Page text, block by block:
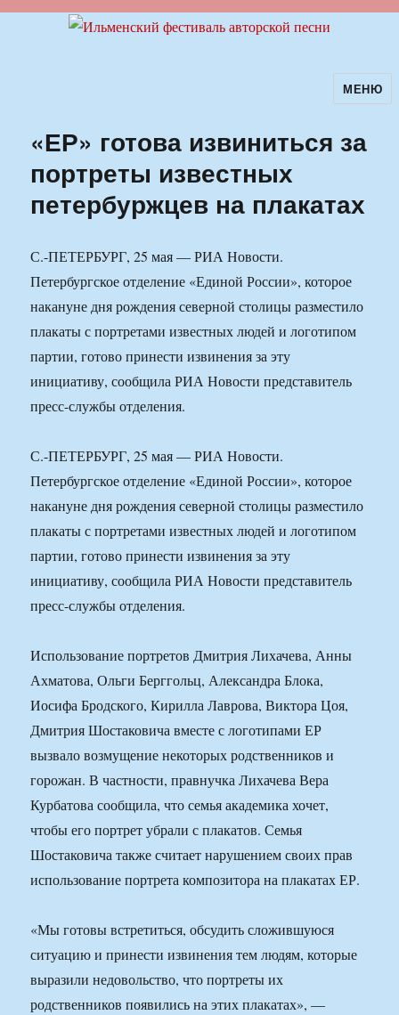
Ильменский фестиваль авторскойМЕНЮ
«ЕР» готова извиниться за
портреты известных
петербуржцев на плакатах
С.-ПЕТЕРБУРГ, 25 мая — РИА Новости.
Петербургское отделение «Единой России», которое
накануне дня рождения северной столицы разместило
плакаты с портретами известных людей и логотипом
партии, готово принести извинения за эту
инициативу, сообщила РИА Новости представитель
пресс-службы отделения.
С.-ПЕТЕРБУРГ, 25 мая — РИА Новости.
Петербургское отделение «Единой России», которое
накануне дня рождения северной столицы разместило
плакаты с портретами известных людей и логотипом
партии, готово принести извинения за эту
инициативу, сообщила РИА Новости представитель
пресс-службы отделения.
Использование портретов Дмитрия Лихачева, Анны
Ахматова, Ольги Берггольц, Александра Блока,
Иосифа Бродского, Кирилла Лаврова, Виктора Цоя,
Дмитрия Шостаковича вместе с логотипами ЕР
вызвало возмущение некоторых родственников и
горожан. В частности, правнучка Лихачева Вера
Курбатова сообщила, что семья академика хочет,
чтобы его портрет убрали с плакатов. Семья
Шостаковича также считает нарушением своих прав
использование портрета композитора на плакатах ЕР.
«Мы готовы встретиться, обсудить сложившуюся
ситуацию и принести извинения тем людям, которые
выразили недовольство, что портреты их
родственников появились на этих плакатах», —